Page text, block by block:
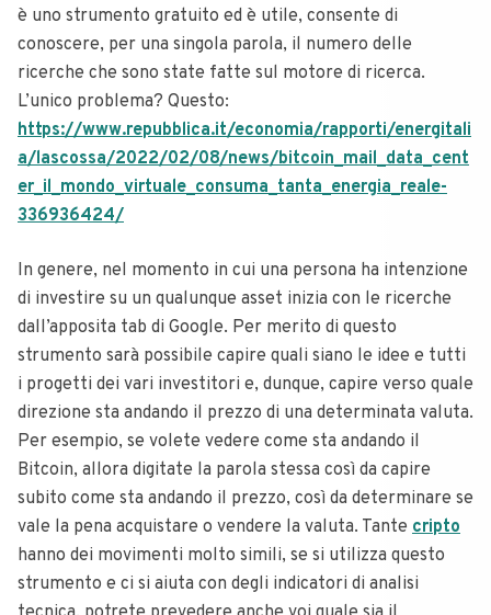
è uno strumento gratuito ed è utile, consente di
conoscere, per una singola parola, il numero delle
ricerche che sono state fatte sul motore di ricerca.
L’unico problema? Questo:
https://www.repubblica.it/economia/rapporti/energitali
a/lascossa/2022/02/08/news/bitcoin_mail_data_cent
er_il_mondo_virtuale_consuma_tanta_energia_reale-
336936424/
In genere, nel momento in cui una persona ha intenzione
di investire su un qualunque asset inizia con le ricerche
dall’apposita tab di Google. Per merito di questo
strumento sarà possibile capire quali siano le idee e tutti
i progetti dei vari investitori e, dunque, capire verso quale
direzione sta andando il prezzo di una determinata valuta.
Per esempio, se volete vedere come sta andando il
Bitcoin, allora digitate la parola stessa così da capire
subito come sta andando il prezzo, così da determinare se
vale la pena acquistare o vendere la valuta. Tante cripto
hanno dei movimenti molto simili, se si utilizza questo
strumento e ci si aiuta con degli indicatori di analisi